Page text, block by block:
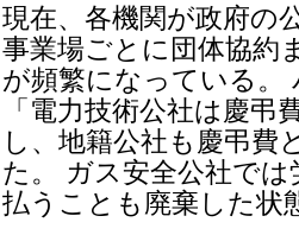
現在、各機関が政府の
事業場ごとに団体協約
が頻繁になっている。
「電力技術公社は慶
し、地籍公社も慶弔費
た。 ガス安全公社で
払うことも廃棄した状